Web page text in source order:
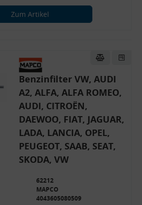
Zum Artikel
Benzinfilter VW, AUDI
A2, ALFA, ALFA ROMEO,
AUDI, CITROËN,
DAEWOO, FIAT, JAGUAR,
LADA, LANCIA, OPEL,
PEUGEOT, SAAB, SEAT,
SKODA, VW
62212
MAPCO
4043605080509